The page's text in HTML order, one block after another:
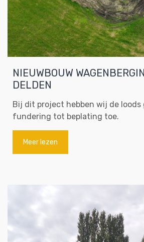
NIEUWBOUW
DELDEN
Bij dit project hebben wij de loods
fundering tot beplating toe.
Meer lezen